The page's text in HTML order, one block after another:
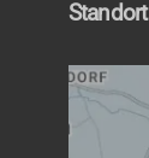
Standort